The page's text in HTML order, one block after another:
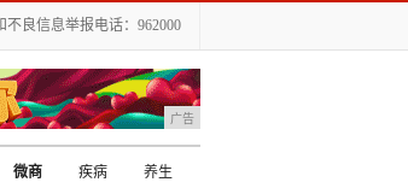
不良信息举报电话：962000
广告
微商 疾病
养生